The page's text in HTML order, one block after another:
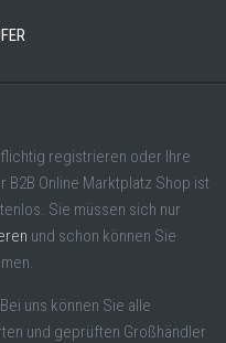
registrieren oder Ihre
B2B Online Marktplatz Shop ist
Sie müssen sich nur
und schon können Sie
Bei uns können Sie alle
und geprüften Großhändler